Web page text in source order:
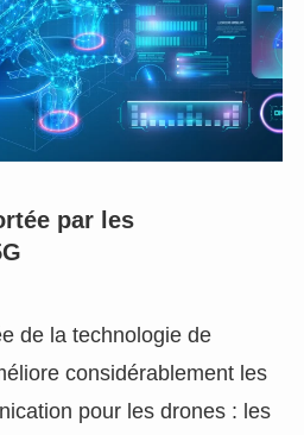
par les
de la technologie de
considérablement les
pour les drones : les